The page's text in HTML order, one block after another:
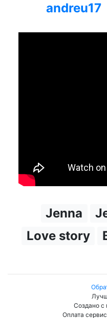
andreu17
Jenna
Love story
Создано
Оплата